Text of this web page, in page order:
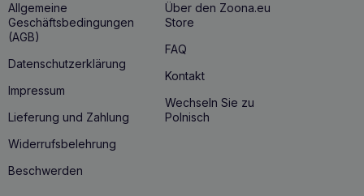
Allgemeine
Geschäftsbedingungen
(AGB)
Datenschutzerklärung
Impressum
Lieferung und Zahlung
Widerrufsbelehrung
Beschwerden
Über den Zoona.eu
Store
FAQ
Kontakt
Wechseln Sie zu
Polnisch